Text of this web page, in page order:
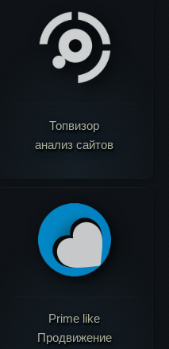
Топвизор
анализ сайтов
Prime like
Продвижение